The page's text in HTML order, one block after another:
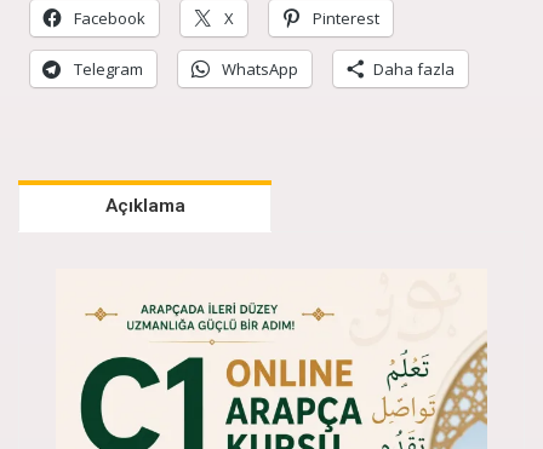
Facebook X Pinterest
Telegram WhatsApp Daha fazla
Açıklama